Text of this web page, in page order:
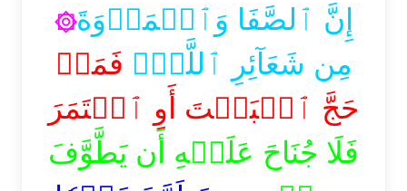
۞إِنَّ ٱلصَّفَا وَٱلۡمَرۡوَةَ
مِن شَعَآئِرِ ٱللَّهِۖ فَمَنۡ
حَجَّ ٱلۡبَيۡتَ أَوِ ٱعۡتَمَرَ
فَلَا جُنَاحَ عَلَيۡهِ أَن يَطَّوَّفَ